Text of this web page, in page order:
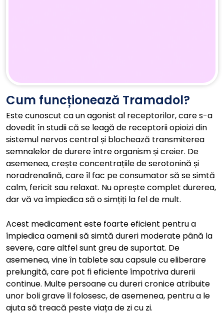
Cum funcționează Tramadol?
Este cunoscut ca un agonist al receptorilor, care s-a
dovedit în studii că se leagă de receptorii opioizi din
sistemul nervos central și blochează transmiterea
semnalelor de durere între organism și creier. De
asemenea, crește concentrațiile de serotonină și
noradrenalină, care îl fac pe consumator să se simtă
calm, fericit sau relaxat. Nu oprește complet durerea,
dar vă va împiedica să o simțiți la fel de mult.
Acest medicament este foarte eficient pentru a
împiedica oamenii să simtă dureri moderate până la
severe, care altfel sunt greu de suportat. De
asemenea, vine în tablete sau capsule cu eliberare
prelungită, care pot fi eficiente împotriva durerii
continue. Multe persoane cu dureri cronice atribuite
unor boli grave îl folosesc, de asemenea, pentru a le
ajuta să treacă peste viața de zi cu zi.